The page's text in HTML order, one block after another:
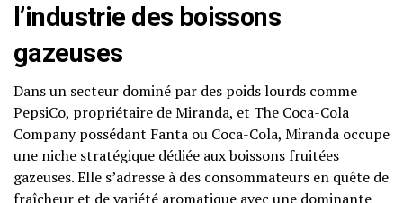
l’industrie des boissons
gazeuses
Dans un secteur dominé par des poids lourds comme
PepsiCo, propriétaire de Miranda, et The Coca-Cola
Company possédant Fanta ou Coca-Cola, Miranda occupe
une niche stratégique dédiée aux boissons fruitées
gazeuses. Elle s’adresse à des consommateurs en quête de
fraîcheur et de variété aromatique avec une dominante